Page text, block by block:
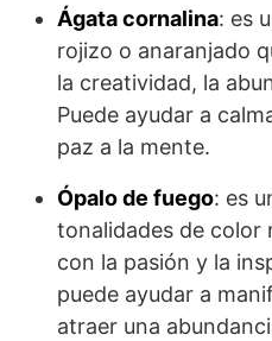
Ágata cornalina: es
rojizo o anaranjado
la creatividad, la
Puede ayudar a
paz a la mente.
Ópalo de fuego: es
tonalidades de color
con la pasión y la
puede ayudar a
atraer una